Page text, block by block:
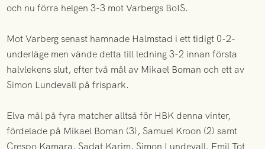
och nu förra helgen 3-3 mot Varbergs BoIS.
Mot Varberg senast hamnade Halmstad i ett tidigt 0-2-
underläge men vände detta till ledning 3-2 innan första
halvlekens slut, efter två mål av Mikael Boman och ett av
Simon Lundevall på frispark.
Elva mål på fyra matcher alltså för HBK denna vinter,
fördelade på Mikael Boman (3), Samuel Kroon (2) samt
Crespo Kamara, Sadat Karim, Simon Lundevall, Emil Tot